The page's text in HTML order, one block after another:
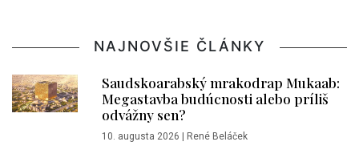
NAJNOVŠIE ČLÁNKY
Saudskoarabský mrakodrap Mukaab:
Megastavba budúcnosti alebo príliš
odvážny sen?
10. augusta 2026 René Beláček